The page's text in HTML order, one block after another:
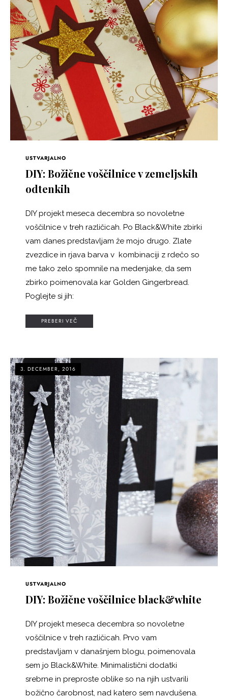
USTVARJALNO
DIY: Božične voščilnice v zemeljskih
odtenkih
DIY projekt meseca decembra so novoletne
voščilnice v treh različicah. Po Black&White zbirki
vam danes predstavljam že mojo drugo. Zlate
zvezdice in rjava barva v kombinaciji z rdečo so
me tako zelo spomnile na medenjake, da sem
zbirko poimenovala kar Golden Gingerbread.
Poglejte si jih:
PREBERI VEČ
3. DECEMBER, 2016
USTVARJALNO
DIY: Božične voščilnice black&white
DIY projekt meseca decembra so novoletne
voščilnice v treh različicah. Prvo vam
predstavljam v današnjem blogu, poimenovala
sem jo Black&White. Minimalistični dodatki
srebrne in preproste oblike so na njih ustvarili
božično čarobnost, nad katero sem navdušena.